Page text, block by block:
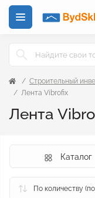
Строительный
Лента Vibrofix
Лента
Каталог